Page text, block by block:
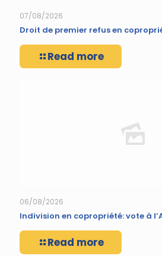
07/08/2026
Droit de premier refus en
Read more
06/08/2026
Indivision en copropriété: vote à
Read more